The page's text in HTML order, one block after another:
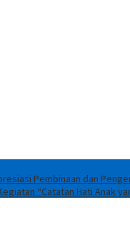
Pembinaan dan
“Catatan Hati Anak